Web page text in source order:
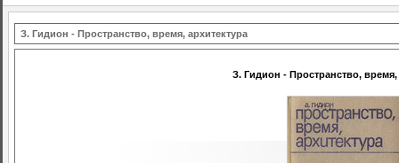
З. Гидион - Пространство, время, архитектура
З. Гидион - Пространство, время,